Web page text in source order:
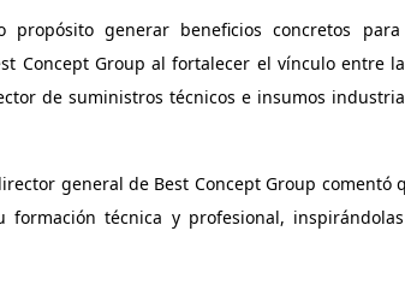
propósito generar beneficios concretos
Concept Group al fortalecer el vínculo entre
de suministros técnicos e insumos
general de Best Concept Group
formación técnica y profesional,